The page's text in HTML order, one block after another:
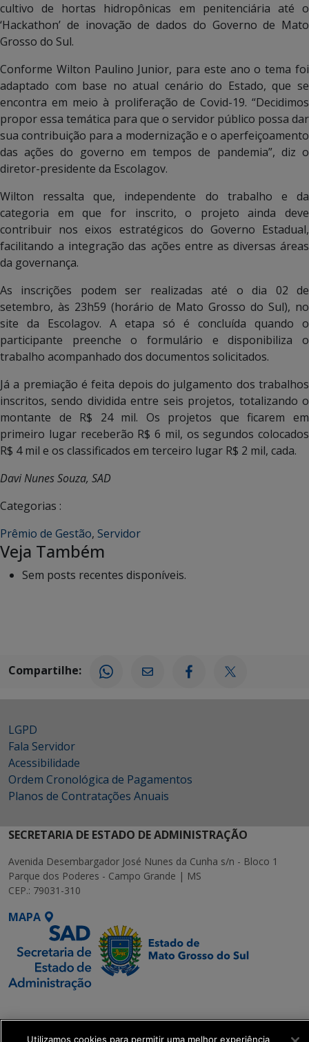
cultivo de hortas hidropônicas em penitenciária até o
‘Hackathon’ de inovação de dados do Governo de Mato
Grosso do Sul.
Conforme Wilton Paulino Junior, para este ano o tema foi
adaptado com base no atual cenário do Estado, que se
encontra em meio à proliferação de Covid-19. “Decidimos
propor essa temática para que o servidor público possa dar
sua contribuição para a modernização e o aperfeiçoamento
das ações do governo em tempos de pandemia”, diz o
diretor-presidente da Escolagov.
Wilton ressalta que, independente do trabalho e da
categoria em que for inscrito, o projeto ainda deve
contribuir nos eixos estratégicos do Governo Estadual,
facilitando a integração das ações entre as diversas áreas
da governança.
As inscrições podem ser realizadas até o dia 02 de
setembro, às 23h59 (horário de Mato Grosso do Sul), no
site da Escolagov. A etapa só é concluída quando o
participante preenche o formulário e disponibiliza o
trabalho acompanhado dos documentos solicitados.
Já a premiação é feita depois do julgamento dos trabalhos
inscritos, sendo dividida entre seis projetos, totalizando o
montante de R$ 24 mil. Os projetos que ficarem em
primeiro lugar receberão R$ 6 mil, os segundos colocados
R$ 4 mil e os classificados em terceiro lugar R$ 2 mil, cada.
Davi Nunes Souza, SAD
Categorias :
Prêmio de Gestão, Servidor
Veja Também
Sem posts recentes disponíveis.
Compartilhe:
LGPD
Fala Servidor
Acessibilidade
Ordem Cronológica de Pagamentos
Planos de Contratações Anuais
SECRETARIA DE ESTADO DE ADMINISTRAÇÃO
Avenida Desembargador José Nunes da Cunha s/n - Bloco 1
Parque dos Poderes - Campo Grande | MS
CEP.: 79031-310
MAPA
Executiva de
Utilizamos cookies para permitir uma melhor experiência